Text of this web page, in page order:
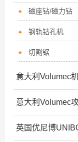
磁座钻/磁力钻
钢轨钻孔机
切割锯
意大利Volumec
意大利Volumec
英国优尼博